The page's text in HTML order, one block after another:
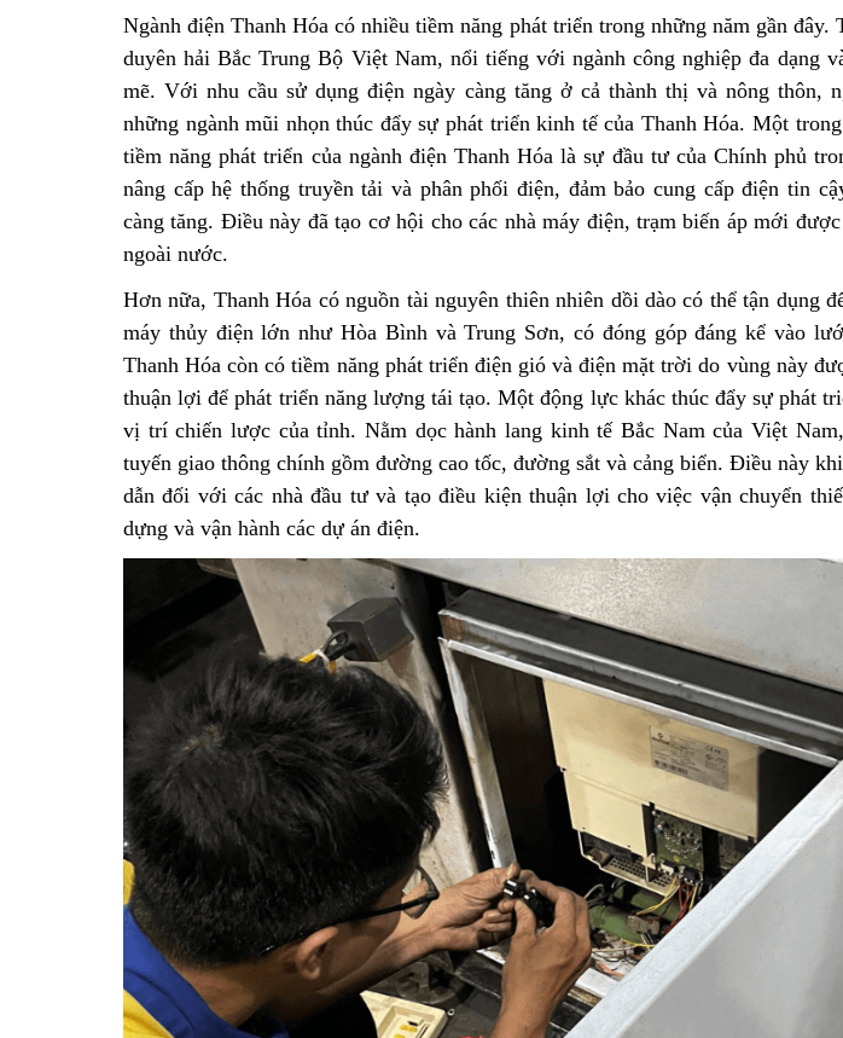
Ngành điện Thanh Hóa có nhiều tiềm năng phát triển trong những năm gần
duyên hải Bắc Trung Bộ Việt Nam, nổi tiếng với ngành công nghiệp đa dạng
mẽ. Với nhu cầu sử dụng điện ngày càng tăng ở cả thành thị và nông thôn,
những ngành mũi nhọn thúc đẩy sự phát triển kinh tế của Thanh Hóa. Một
tiềm năng phát triển của ngành điện Thanh Hóa là sự đầu tư của Chính phủ
nâng cấp hệ thống truyền tải và phân phối điện, đảm bảo cung cấp điện tin
càng tăng. Điều này đã tạo cơ hội cho các nhà máy điện, trạm biến áp mới
ngoài nước.
Hơn nữa, Thanh Hóa có nguồn tài nguyên thiên nhiên dồi dào có thể tận dụng
máy thủy điện lớn như Hòa Bình và Trung Sơn, có đóng góp đáng kể vào
Thanh Hóa còn có tiềm năng phát triển điện gió và điện mặt trời do vùng này
thuận lợi để phát triển năng lượng tái tạo. Một động lực khác thúc đẩy sự phát
vị trí chiến lược của tỉnh. Nằm dọc hành lang kinh tế Bắc Nam của Việt
tuyến giao thông chính gồm đường cao tốc, đường sắt và cảng biển. Điều này
dẫn đối với các nhà đầu tư và tạo điều kiện thuận lợi cho việc vận chuyển
dựng và vận hành các dự án điện.